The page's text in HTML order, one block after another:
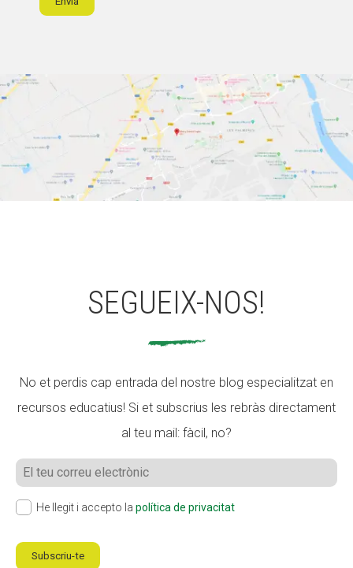
SEGUEIX-NOS!
No et perdis cap entrada del nostre blog especialitzat en
recursos educatius! Si et subscrius les rebràs directament
al teu mail: fàcil, no?
He llegit i accepto la política de privacitat
Subscriu-te